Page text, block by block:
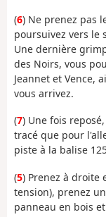
(6) Ne prenez pas
poursuivez vers le
Une dernière
des Noirs, vous
Jeannet et Vence,
vous arrivez.
(7) Une fois
tracé que pour
piste à la balise
(5) Prenez à droite
tension), prenez
panneau en bois